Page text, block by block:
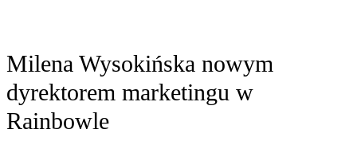
Milena Wysokińska nowym
dyrektorem marketingu w
Rainbowle